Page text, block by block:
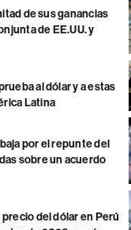
de sus ganancias
de EE.UU. y
al dólar y a estas
Latina
por el repunte del
sobre un acuerdo
del dólar en Perú